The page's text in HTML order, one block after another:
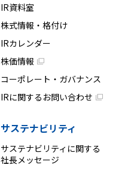
IR資料室
株式情報・格付け
IRカレンダー
株価情報
コーポレート・ガバナンス
IRに関するお問い合わせ
サステナビリティ
サステナビリティに関する
社長メッセージ